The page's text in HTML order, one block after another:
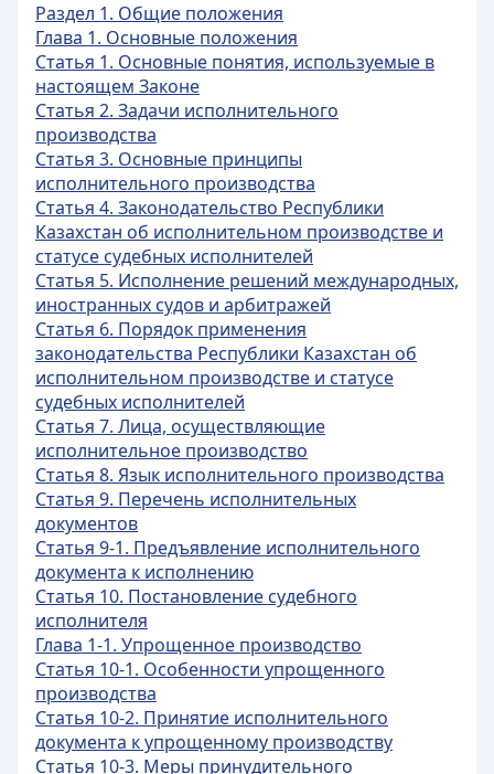
Раздел 1. Общие положения
Глава 1. Основные положения
Статья 1. Основные понятия, используемые в
настоящем Законе
Статья 2. Задачи исполнительного
производства
Статья 3. Основные принципы
исполнительного производства
Статья 4. Законодательство Республики
Казахстан об исполнительном производстве и
статусе судебных исполнителей
Статья 5. Исполнение решений международных,
иностранных судов и арбитражей
Статья 6. Порядок применения
законодательства Республики Казахстан об
исполнительном производстве и статусе
судебных исполнителей
Статья 7. Лица, осуществляющие
исполнительное производство
Статья 8. Язык исполнительного производства
Статья 9. Перечень исполнительных
документов
Статья 9-1. Предъявление исполнительного
документа к исполнению
Статья 10. Постановление судебного
исполнителя
Глава 1-1. Упрощенное производство
Статья 10-1. Особенности упрощенного
производства
Статья 10-2. Принятие исполнительного
документа к упрощенному производству
Статья 10-3. Меры принудительного